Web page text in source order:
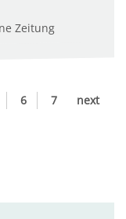
Zeitung
6 7 next